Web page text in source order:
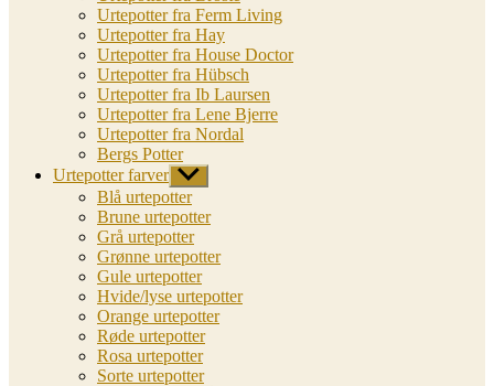
Urtepotter fra Ferm Living
Urtepotter fra Hay
Urtepotter fra House Doctor
Urtepotter fra Hübsch
Urtepotter fra Ib Laursen
Urtepotter fra Lene Bjerre
Urtepotter fra Nordal
Bergs Potter
Urtepotter farver Vis
undermenu
Blå urtepotter
Brune urtepotter
Grå urtepotter
Grønne urtepotter
Gule urtepotter
Hvide/lyse urtepotter
Orange urtepotter
Røde urtepotter
Rosa urtepotter
Sorte urtepotter